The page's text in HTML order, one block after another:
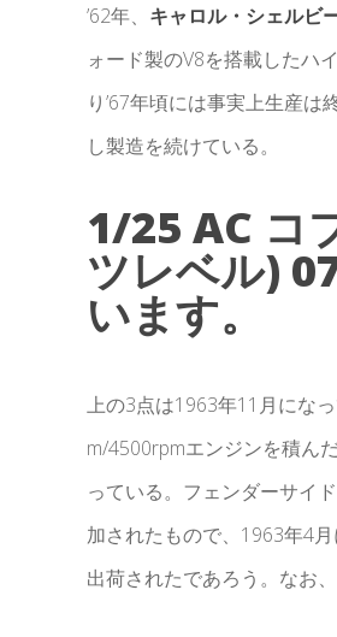
’62年、 キャロル・シェルビ
ォード製のV8を搭載したハ
り’67年頃には事実上生産
し製造を続けている。
1/25 AC コ
ツレベル)
います。
上の3点は1963年11月にな
m/4500rpmエンジンを積ん
っている。フェンダーサイ
加されたもので、1963年4
出荷されたであろう。なお